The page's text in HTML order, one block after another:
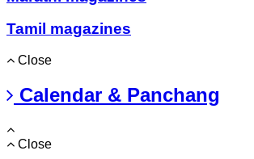
Tamil magazines
Close
Calendar & Panchang
Close